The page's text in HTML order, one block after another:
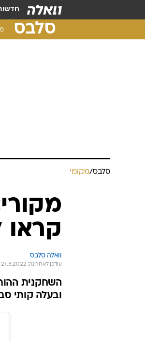
סלבס
סלבס/מקומי
קראו
וואלה סלבס
עודכן לאחרונה: 27.3.2022 / 8:06
השחקנית
ובעלה קותי